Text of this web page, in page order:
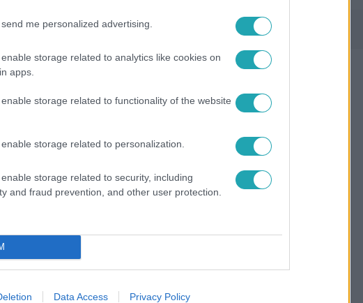
me personalized advertising.
storage related to analytics like cookies on
apps.
storage related to functionality of the website
storage related to personalization.
storage related to security, including
and fraud prevention, and other user protection.
Data Access Privacy Policy
találatokban!